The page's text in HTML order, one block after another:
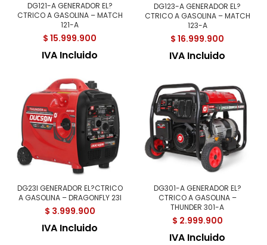
DG121-A GENERADOR EL?
CTRICO A GASOLINA – MATCH
121-A
$ 15.999.900
IVA Incluido
DG123-A GENERADOR EL?
CTRICO A GASOLINA – MATCH
123-A
$ 16.999.900
IVA Incluido
DG23I GENERADOR EL?CTRICO
A GASOLINA – DRAGONFLY 23I
$ 3.999.900
IVA Incluido
DG301-A GENERADOR EL?
CTRICO A GASOLINA –
THUNDER 301-A
$ 2.999.900
IVA Incluido